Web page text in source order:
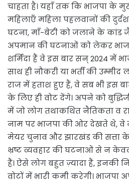
चाहता है। यहाँ तक कि भाजपा के
महिलाएँ महिला पहलवानों की
घटना, माँ-बेटी को जलाने के कांड
अपमान की घटनाओं को लेकर
शर्मिंदा हैं वे इस बार सन् 2024 में
साथ ही नौकरी या भर्ती की
राज में हताश हुए हैं, वे सब भी इस
के लिए ही वोट देंगे। अपने को
में जो लोग तथाकथित नैतिकता व
नाम पर भाजपा की ओर देखते थे, वे
मेयर चुनाव और झारखंड की सत्ता
भ्रष्ट व्यवहार की घटनाओं से न
हैं। ऐसे लोग बहुत ज़्यादा हैं, इनकी
वोटों में भारी कमी करेगी। भाजपा